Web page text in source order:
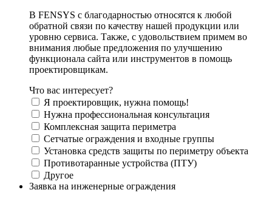
В FENSYS с благодарностью относятся к любой
обратной связи по качеству нашей продукции или
уровню сервиса. Также, с удовольствием примем во
внимания любые предложения по улучшению
функционала сайта или инструментов в помощь
проектировщикам.
Что вас интересует?
Я проектировщик, нужна помощь!
Нужна профессиональная консультация
Комплексная защита периметра
Сетчатые ограждения и входные группы
Установка средств защиты по периметру объекта
Противотаранные устройства (ПТУ)
Другое
Заявка на инженерные ограждения